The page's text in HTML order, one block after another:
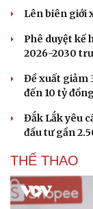
Du lịch
Tư vấn
Săn Tour
check-in
Lên biên giới
Phê duyệt kế
2026-2030
Đề xuất giảm
đến 10 tỷ
Đắk Lắk yêu
đầu tư gần
THỂ THAO